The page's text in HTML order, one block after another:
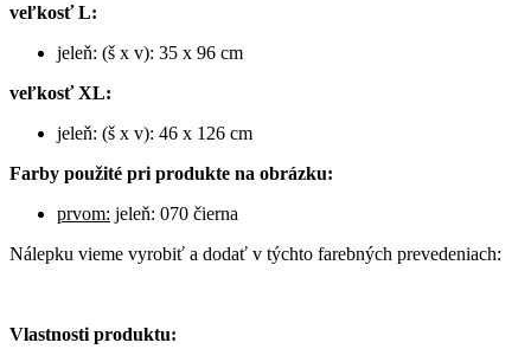
veľkosť L:
jeleň: (š x v): 35 x 96 cm
veľkosť XL:
jeleň: (š x v): 46 x 126 cm
Farby použité pri produkte na obrázku:
prvom: jeleň: 070 čierna
Nálepku vieme vyrobiť a dodať v týchto farebných prevedeniach:
Vlastnosti produktu: